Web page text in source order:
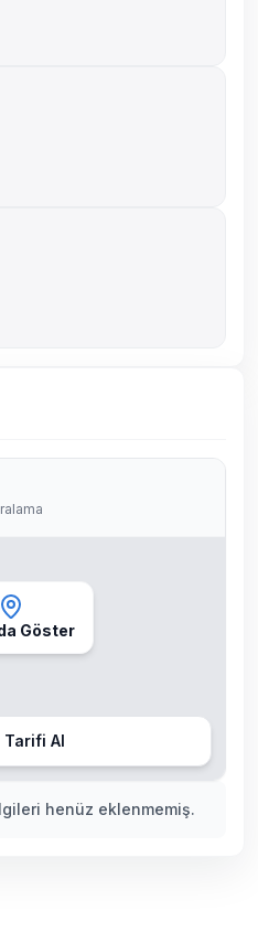
henüz eklenmemiş.
Göster
Tarifi Al